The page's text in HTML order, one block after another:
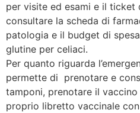
per visite ed esami e il
consultare la scheda di
patologia e il budget di
glutine per celiaci.
Per quanto riguarda
permette di prenotare e
tamponi, prenotare il
proprio libretto vaccinale